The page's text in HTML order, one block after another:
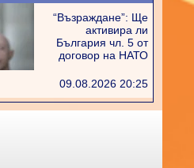
“Възраждане”: Ще
активира ли
България чл. 5 от
договор на НАТО
09.08.2026 20:25